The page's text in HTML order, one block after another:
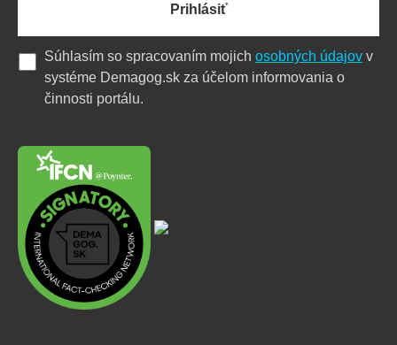
Prihlásiť
Súhlasím so spracovaním mojich osobných údajov v
systéme Demagog.sk za účelom informovania o
činnosti portálu.